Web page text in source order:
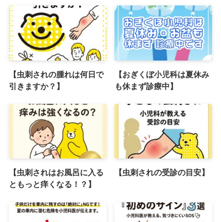
【虫刺されの腫れは何日で
引きますか？】
【おぎくぼ小児科は夏休み
も休まず診療中】
【虫刺されはお風呂に入る
ともっと痒くなる！？】
【虫刺されの受診の目安】